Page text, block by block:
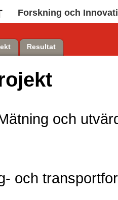
Forskning och
Resultat
och
och